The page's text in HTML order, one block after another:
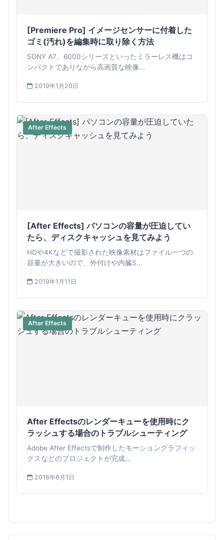
[Premiere Pro] イメージセンサーに付着した
ゴミ(汚れ)を編集時に取り除く方法
SONY A7、6000シリーズといったミラーレス機はコ
ンパクトでありながら高画質な映像...
2019年1月20日
After Effects
[After Effects] パソコンの容量が圧迫してい
たら、ディスクキャッシュを見てみよう
HDや4Kなどで撮影された映像素材はファイル一つの
容量が大きいので、外付けや内臓S...
2019年1月11日
After Effects
After Effectsのレンダーキューを使用時にク
ラッシュする場合のトラブルシューティング
Adobe After Effectsで制作したモーショングラフィッ
クスなどのプロジェクトが完成...
2018年6月1日